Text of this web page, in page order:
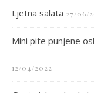
Ljetna salata 27/06/
Mini pite punjene
12/04/2022